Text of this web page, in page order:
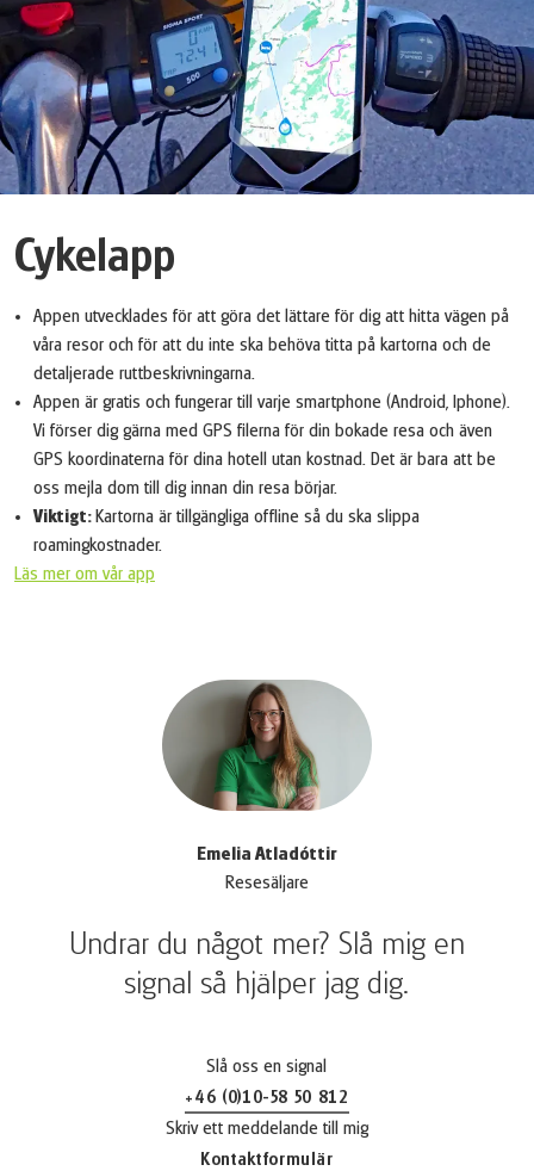
Cykelapp
Appen utvecklades för att göra det lättare för dig att hitta vägen på
våra resor och för att du inte ska behöva titta på kartorna och de
detaljerade ruttbeskrivningarna.
Appen är gratis och fungerar till varje smartphone (Android, Iphone).
Vi förser dig gärna med GPS filerna för din bokade resa och även
GPS koordinaterna för dina hotell utan kostnad. Det är bara att be
oss mejla dom till dig innan din resa börjar.
Viktigt: Kartorna är tillgängliga offline så du ska slippa
roamingkostnader.
Läs mer om vår app
Undrar du något mer? Slå mig en
signal så hjälper jag dig.
Emelia Atladóttir
Resesäljare
Slå oss en signal
+46 (0)10-58 50 812(Länken öppnas i en ny flik)
Skriv ett meddelande till mig
Kontaktformulär